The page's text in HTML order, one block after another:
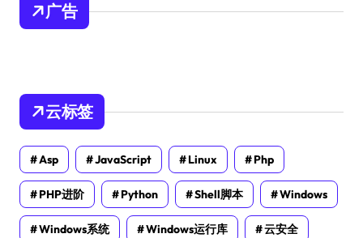
广告
云标签
Asp JavaScript Linux Php
PHP进阶 Python Shell脚本 Windows
Windows系统 Windows运行库 云安全